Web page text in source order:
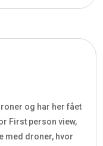
og har her fået
First person view,
med droner, hvor